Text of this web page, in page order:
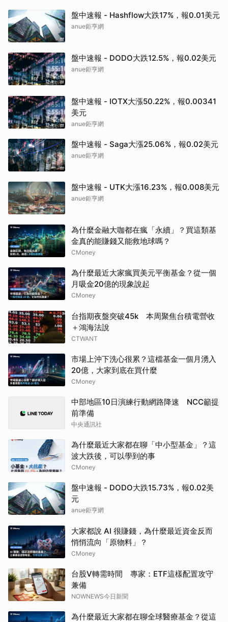
盤中速報 - Hashflow大跌17%，報0.01美元
anue鉅亨網
盤中速報 - DODO大跌12.5%，報0.02美元
anue鉅亨網
盤中速報 - IOTX大漲50.22%，報0.00341
美元
anue鉅亨網
盤中速報 - Saga大漲25.06%，報0.02美元
anue鉅亨網
盤中速報 - UTK大漲16.23%，報0.008美元
anue鉅亨網
為什麼金融大咖都在瘋「永續」？買這類基
金真的能賺錢又能救地球嗎？
CMoney
為什麼最近大家瘋買美元平衡基金？從一個
月吸金20億的現象說起
CMoney
台指期夜盤突破45k 本周聚焦台積電營收
＋鴻海法說
CTWANT
市場上沖下洗心很累？這檔基金一個月湧入
20億，大家到底在買什麼
CMoney
中部地區10日演練行動網路降速 NCC籲提
前準備
中央通訊社
為什麼最近大家都在聊「中小型基金」？這
波大跌後，可以學到的事
CMoney
盤中速報 - DODO大跌15.73%，報0.02美
元
anue鉅亨網
大家都說 AI 很賺錢，為什麼最近資金反而
悄悄流向「原物料」？
CMoney
台股V轉需時間 專家：ETF這樣配置攻守
兼備
NOWNEWS今日新聞
為什麼最近大家都在聊全球醫療基金？從這